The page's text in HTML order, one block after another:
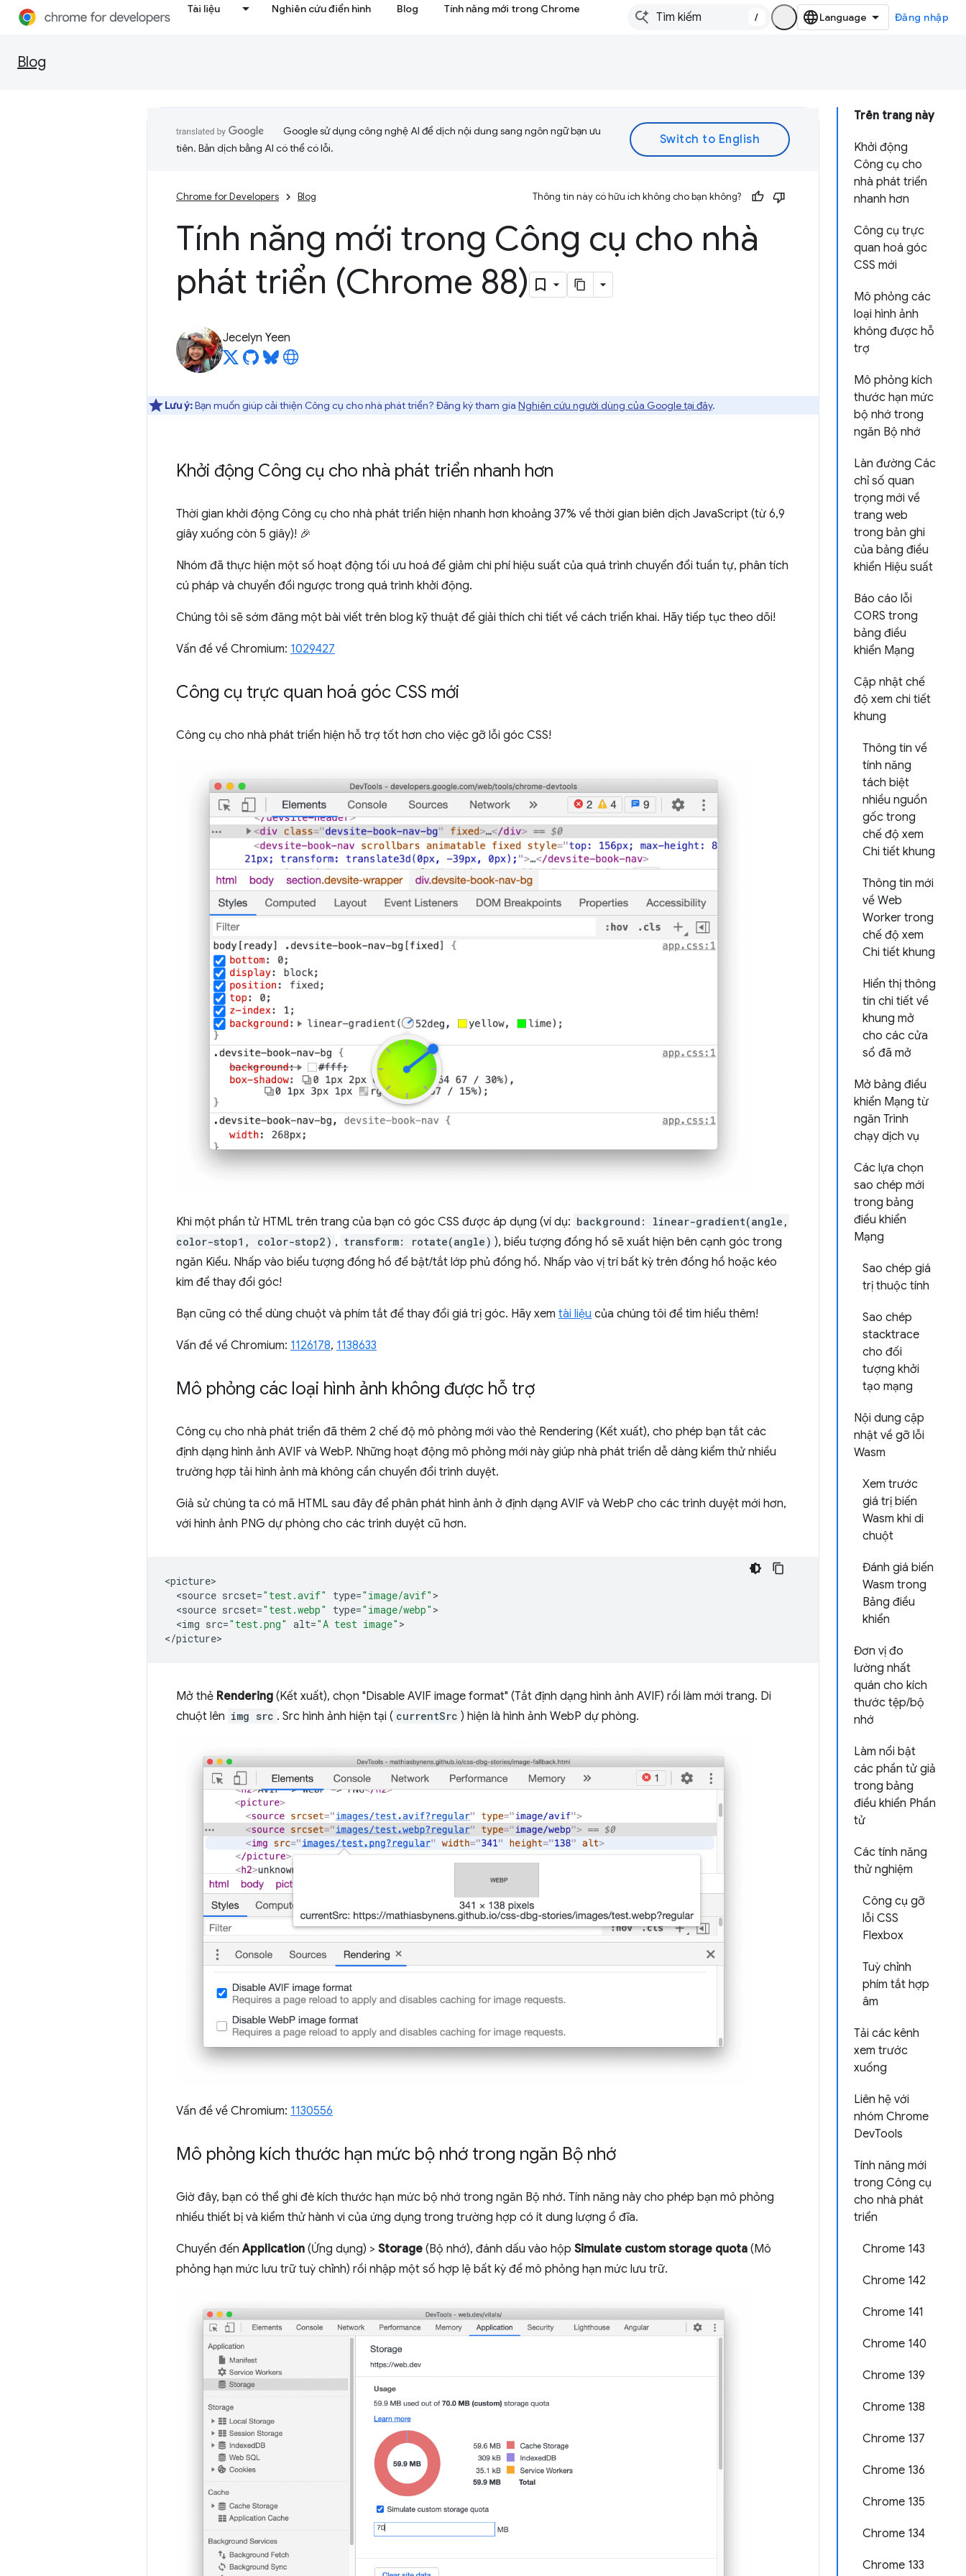
Tài liệu Nghiên cứu điển hình Blog Tính năng mới trong Chrome
/ Đăng nhập
Blog
Trên trang này
Khởi động
Công cụ cho
nhà phát triển
nhanh hơn
Công cụ trực
quan hoá góc
CSS mới
Mô phỏng các
loại hình ảnh
không được hỗ
trợ
Mô phỏng kích
thước hạn mức
bộ nhớ trong
ngăn Bộ nhớ
Làn đường Các
chỉ số quan
trọng mới về
trang web
trong bản ghi
của bảng điều
khiển Hiệu suất
Báo cáo lỗi
CORS trong
bảng điều
khiển Mạng
Cập nhật chế
độ xem chi tiết
khung
Thông tin về
tính năng
tách biệt
nhiều nguồn
gốc trong
chế độ xem
Chi tiết khung
Thông tin mới
về Web
Worker trong
chế độ xem
Chi tiết khung
Hiển thị thông
tin chi tiết về
khung mở
cho các cửa
sổ đã mở
Mở bảng điều
khiển Mạng từ
ngăn Trình
chạy dịch vụ
Các lựa chọn
sao chép mới
trong bảng
điều khiển
Mạng
Sao chép giá
trị thuộc tính
Sao chép
stacktrace
cho đối
tượng khởi
tạo mạng
Nội dung cập
nhật về gỡ lỗi
Wasm
Xem trước
giá trị biến
Wasm khi di
chuột
Đánh giá biến
Wasm trong
Bảng điều
khiển
Đơn vị đo
lường nhất
quán cho kích
thước tệp/bộ
nhớ
Làm nổi bật
các phần tử giả
trong bảng
điều khiển Phần
tử
Các tính năng
thử nghiệm
Công cụ gỡ
lỗi CSS
Flexbox
Tuỳ chỉnh
phím tắt hợp
âm
Tải các kênh
xem trước
xuống
Liên hệ với
nhóm Chrome
DevTools
Tính năng mới
trong Công cụ
cho nhà phát
triển
Chrome 143
Chrome 142
Chrome 141
Chrome 140
Chrome 139
Chrome 138
Chrome 137
Chrome 136
Chrome 135
Chrome 134
Chrome 133
Google sử dụng công nghệ AI để dịch nội dung sang ngôn ngữ bạn ưu
tiên. Bản dịch bằng AI có thể có lỗi.
Chrome for Developers Blog Thông tin này có hữu ích không cho bạn không?
Tính năng mới trong Công cụ cho nhà
phát triển (Chrome 88)
Jecelyn Yeen
Lưu ý:Bạn muốn giúp cải thiện Công cụ cho nhà phát triển? Đăng ký tham gia Nghiên cứu người dùng của Google tại đây.
Khởi động Công cụ cho nhà phát triển nhanh hơn
Thời gian khởi động Công cụ cho nhà phát triển hiện nhanh hơn khoảng 37% về thời gian biên dịch JavaScript (từ 6,9
giây xuống còn 5 giây)! 🎉
Nhóm đã thực hiện một số hoạt động tối ưu hoá để giảm chi phí hiệu suất của quá trình chuyển đổi tuần tự, phân tích
cú pháp và chuyển đổi ngược trong quá trình khởi động.
Chúng tôi sẽ sớm đăng một bài viết trên blog kỹ thuật để giải thích chi tiết về cách triển khai. Hãy tiếp tục theo dõi!
Vấn đề về Chromium: 1029427
Công cụ trực quan hoá góc CSS mới
Công cụ cho nhà phát triển hiện hỗ trợ tốt hơn cho việc gỡ lỗi góc CSS!
Khi một phần tử HTML trên trang của bạn có góc CSS được áp dụng (ví dụ: background: linear-gradient(angle,
color-stop1, color-stop2) , transform: rotate(angle) ), biểu tượng đồng hồ sẽ xuất hiện bên cạnh góc trong
ngăn Kiểu. Nhấp vào biểu tượng đồng hồ để bật/tắt lớp phủ đồng hồ. Nhấp vào vị trí bất kỳ trên đồng hồ hoặc kéo
kim để thay đổi góc!
Bạn cũng có thể dùng chuột và phím tắt để thay đổi giá trị góc. Hãy xem tài liệu của chúng tôi để tìm hiểu thêm!
Vấn đề về Chromium: 1126178, 1138633
Mô phỏng các loại hình ảnh không được hỗ trợ
Công cụ cho nhà phát triển đã thêm 2 chế độ mô phỏng mới vào thẻ Rendering (Kết xuất), cho phép bạn tắt các
định dạng hình ảnh AVIF và WebP. Những hoạt động mô phỏng mới này giúp nhà phát triển dễ dàng kiểm thử nhiều
trường hợp tải hình ảnh mà không cần chuyển đổi trình duyệt.
Giả sử chúng ta có mã HTML sau đây để phân phát hình ảnh ở định dạng AVIF và WebP cho các trình duyệt mới hơn,
với hình ảnh PNG dự phòng cho các trình duyệt cũ hơn.
<picture
<source srcset="test.avif" type="image/avif"
<source srcset="test.webp" type="image/webp"
<img src="test.png" alt="A test image" >
</picture
Mở thẻ Rendering (Kết xuất), chọn "Disable AVIF image format" (Tắt định dạng hình ảnh AVIF) rồi làm mới trang. Di
chuột lên img src . Src hình ảnh hiện tại ( currentSrc ) hiện là hình ảnh WebP dự phòng.
Vấn đề về Chromium: 1130556
Mô phỏng kích thước hạn mức bộ nhớ trong ngăn Bộ nhớ
Giờ đây, bạn có thể ghi đè kích thước hạn mức bộ nhớ trong ngăn Bộ nhớ. Tính năng này cho phép bạn mô phỏng
nhiều thiết bị và kiểm thử hành vi của ứng dụng trong trường hợp có ít dung lượng ổ đĩa.
Chuyển đếnApplication (Ứng dụng) > Storage (Bộ nhớ), đánh dấu vào hộp Simulate custom storage quota (Mô
phỏng hạn mức lưu trữ tuỳ chỉnh) rồi nhập một số hợp lệ bất kỳ để mô phỏng hạn mức lưu trữ.